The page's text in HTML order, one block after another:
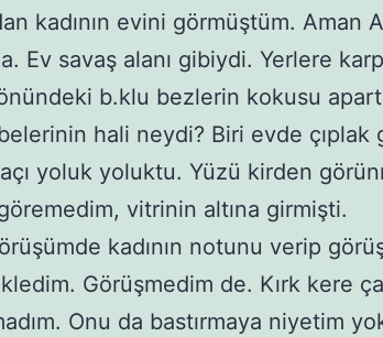
kadının evini görmüştüm. Aman
Ev savaş alanı gibiydi. Yerlere
önündeki b.klu bezlerin kokusu
hali neydi? Biri evde çıplak
yoluk yoluktu. Yüzü kirden
vitrinin altına girmişti.
kadının notunu verip
Görüşmedim de. Kırk kere
Onu da bastırmaya niyetim